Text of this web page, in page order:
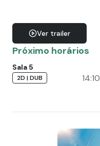
Ver trailer
Próximo horários
Sala 5
2D | DUB 14:10